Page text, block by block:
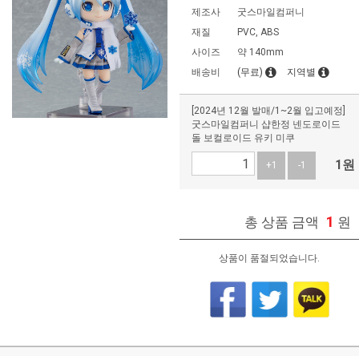
제조사
굿스마일컴퍼니
재질
PVC, ABS
사이즈
약 140mm
배송비
(무료) 지역별
[2024년 12월 발매/1~2월 입고예정]
굿스마일컴퍼니 샵한정 넨도로이드
돌 보컬로이드 유키 미쿠
+1 -1 1 원
총 상품 금액 1 원
상품이 품절되었습니다.